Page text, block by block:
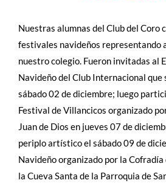
Nuestras alumnas del Club del Coro
festivales navideños representando
nuestro colegio. Fueron invitadas al
Navideño del Club Internacional que
sábado 02 de diciembre; luego
Festival de Villancicos organizado
Juan de Dios en jueves 07 de
periplo artístico el sábado 09 de
Navideño organizado por la
la Cueva Santa de la Parroquia de